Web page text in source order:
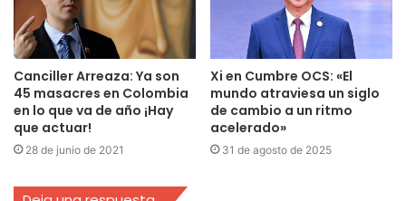
Canciller Arreaza: Ya son
45 masacres en Colombia
en lo que va de año ¡Hay
que actuar!
28 de junio de 2021
Xi en Cumbre OCS: «El
mundo atraviesa un siglo
de cambio a un ritmo
acelerado»
31 de agosto de 2025